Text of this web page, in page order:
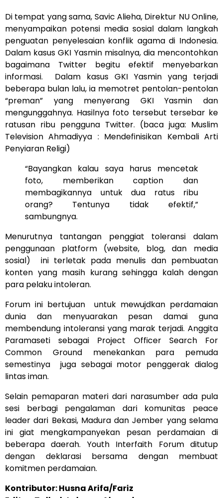
Di tempat yang sama, Savic Alieha, Direktur NU Online,
menyampaikan potensi media sosial dalam langkah
penguatan penyelesaian konflik agama di Indonesia.
Dalam kasus GKI Yasmin misalnya, dia mencontohkan
bagaimana Twitter begitu efektif menyebarkan
informasi. Dalam kasus GKI Yasmin yang terjadi
beberapa bulan lalu, ia memotret pentolan-pentolan
“preman” yang menyerang GKI Yasmin dan
mengunggahnya. Hasilnya foto tersebut tersebar ke
ratusan ribu pengguna Twitter. (baca juga: Muslim
Television Ahmadiyya : Mendefinisikan Kembali Arti
Penyiaran Religi)
“Bayangkan kalau saya harus mencetak
foto, memberikan caption dan
membagikannya untuk dua ratus ribu
orang? Tentunya tidak efektif,”
sambungnya.
Menurutnya tantangan penggiat toleransi dalam
penggunaan platform (website, blog, dan media
sosial) ini terletak pada menulis dan pembuatan
konten yang masih kurang sehingga kalah dengan
para pelaku intoleran.
Forum ini bertujuan untuk mewujdkan perdamaian
dunia dan menyuarakan pesan damai guna
membendung intoleransi yang marak terjadi. Anggita
Paramaseti sebagai Project Officer Search For
Common Ground menekankan para pemuda
semestinya juga sebagai motor penggerak dialog
lintas iman.
Selain pemaparan materi dari narasumber ada pula
sesi berbagi pengalaman dari komunitas peace
leader dari Bekasi, Madura dan Jember yang selama
ini giat mengkampanyekan pesan perdamaian di
beberapa daerah. Youth Interfaith Forum ditutup
dengan deklarasi bersama dengan membuat
komitmen perdamaian.
Kontributor: Husna Arifa/Fariz